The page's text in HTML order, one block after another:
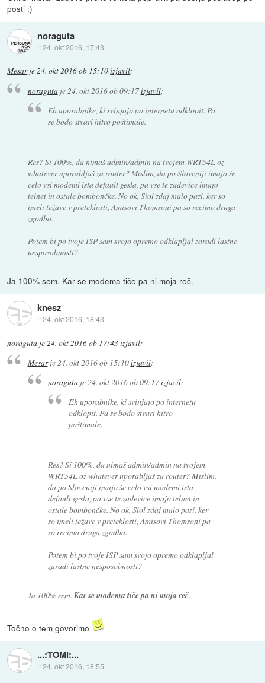
posti :)
noraguta
::24. okt 2016, 17:43
Mesarje24. okt 2016 ob 15:10izjavil:
noragutaje24. okt 2016 ob 09:17izjavil:
Eh uporabnike, ki svinjajo po internetu odklopit. Pa
se bodo stvari hitro poštimale.
Res? Si 100%, da nimaš admin/admin na tvojem WRT54L oz
whatever uporabljaš za router? Mislim, da po Sloveniji imajo še
celo vsi modemi ista default gesla, pa vse te zadevice imajo
telnet in ostale bombončke. No ok, Siol zdaj malo pazi, ker so
imeli težave v preteklosti, Amisovi Thomsoni pa so recimo druga
zgodba.
Potem bi po tvoje ISP sam svojo opremo odklapljal zaradi lastne
nesposobnosti?
Ja 100% sem. Kar se modema tiče pa ni moja reč.
knesz
::24. okt 2016, 18:43
noraguta je 24. okt 2016 ob 17:43izjavil:
Mesarje24. okt 2016 ob 15:10izjavil:
noraguta je24. okt 2016 ob 09:17izjavil:
Eh uporabnike, ki svinjajo po internetu
odklopit. Pa se bodo stvari hitro
poštimale.
Res? Si 100%, da nimaš admin/admin na tvojem
WRT54L oz whatever uporabljaš za router? Mislim,
da po Sloveniji imajo še celo vsi modemi ista
default gesla, pa vse te zadevice imajo telnet in
ostale bombončke. No ok, Siol zdaj malo pazi, ker
so imeli težave v preteklosti, Amisovi Thomsoni pa
so recimo druga zgodba.
Potem bi po tvoje ISP sam svojo opremo odklapljal
zaradi lastne nesposobnosti?
Ja 100% sem. Kar se modema tiče pa ni moja reč.
Točno o tem govorimo
...:TOMI:...
::24. okt 2016, 18:55